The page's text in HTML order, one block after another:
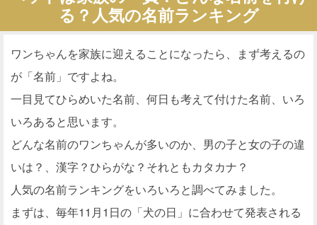
る？人気の名前ランキング
ワンちゃんを家族に迎えることになったら、まず考えるの
が「名前」ですよね。
一目見てひらめいた名前、何日も考えて付けた名前、いろ
いろあると思います。
どんな名前のワンちゃんが多いのか、男の子と女の子の違
いは？、漢字？ひらがな？それともカタカナ？
人気の名前ランキングをいろいろと調べてみました。
まずは、毎年11月1日の「犬の日」に合わせて発表される